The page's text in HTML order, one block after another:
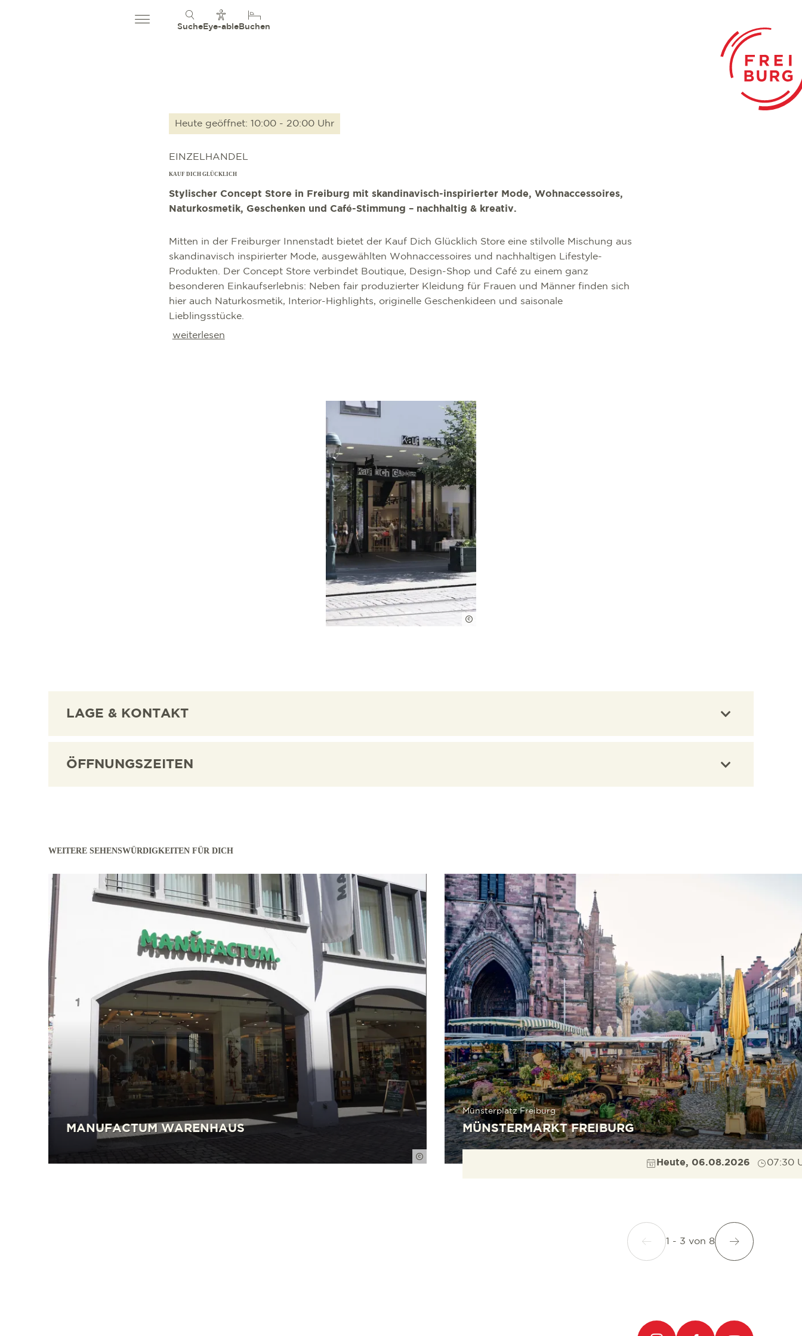
Suche Eye-able Buchen
Heute geöffnet: 10:00 - 20:00 Uhr
EINZELHANDEL
KAUF DICH GLÜCKLICH
Stylischer Concept Store in Freiburg mit skandinavisch-inspirierter Mode, Wohnaccessoires,
Naturkosmetik, Geschenken und Café-Stimmung – nachhaltig & kreativ.
Mitten in der Freiburger Innenstadt bietet der Kauf Dich Glücklich Store eine stilvolle Mischung aus
skandinavisch inspirierter Mode, ausgewählten Wohnaccessoires und nachhaltigen Lifestyle-
Produkten. Der Concept Store verbindet Boutique, Design-Shop und Café zu einem ganz
besonderen Einkaufserlebnis: Neben fair produzierter Kleidung für Frauen und Männer finden sich
hier auch Naturkosmetik, Interior-Highlights, originelle Geschenkideen und saisonale
Lieblingsstücke.
weiterlesen
LAGE & KONTAKT
ÖFFNUNGSZEITEN
WEITERE SEHENSWÜRDIGKEITEN FÜR DICH
FWTM-Elgersma
MANUFACTUM WARENHAUS
mehr erfahren
Münsterplatz Freiburg
MÜNSTERMARKT FREIBURG
Heute, 06.08.2026 07:30
mehr erfahren
1 - 3 von 8